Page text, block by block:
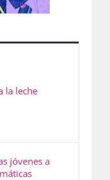
la leche
jóvenes a